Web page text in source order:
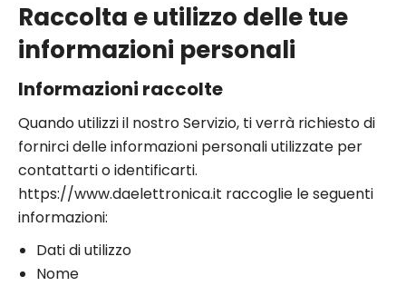
Raccolta e utilizzo delle tue
informazioni personali
Informazioni raccolte
Quando utilizzi il nostro Servizio, ti verrà richiesto di
fornirci delle informazioni personali utilizzate per
contattarti o identificarti.
https://www.daelettronica.it raccoglie le seguenti
informazioni:
Dati di utilizzo
Nome